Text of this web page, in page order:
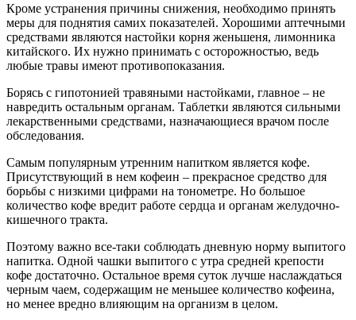
Кроме устранения причины снижения, необходимо принять
меры для поднятия самих показателей. Хорошими аптечными
средствами являются настойки корня женьшеня, лимонника
китайского. Их нужно принимать с осторожностью, ведь
любые травы имеют противопоказания.
Борясь с гипотонией травяными настойками, главное – не
навредить остальным органам. Таблетки являются сильными
лекарственными средствами, назначающиеся врачом после
обследования.
Самым популярным утренним напитком является кофе.
Присутствующий в нем кофеин – прекрасное средство для
борьбы с низкими цифрами на тонометре. Но большое
количество кофе вредит работе сердца и органам желудочно-
кишечного тракта.
Поэтому важно все-таки соблюдать дневную норму выпитого
напитка. Одной чашки выпитого с утра средней крепости
кофе достаточно. Остальное время суток лучше наслаждаться
черным чаем, содержащим не меньшее количество кофеина,
но менее вредно влияющим на организм в целом.